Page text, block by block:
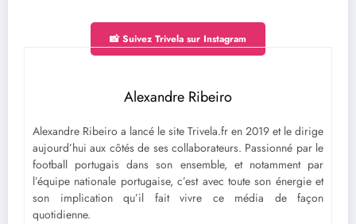
📸 Suivez Trivela sur Instagram
Alexandre Ribeiro
Alexandre Ribeiro a lancé le site Trivela.fr en 2019 et le dirige
aujourd’hui aux côtés de ses collaborateurs. Passionné par le
football portugais dans son ensemble, et notamment par
l’équipe nationale portugaise, c’est avec toute son énergie et
son implication qu’il fait vivre ce média de façon
quotidienne.